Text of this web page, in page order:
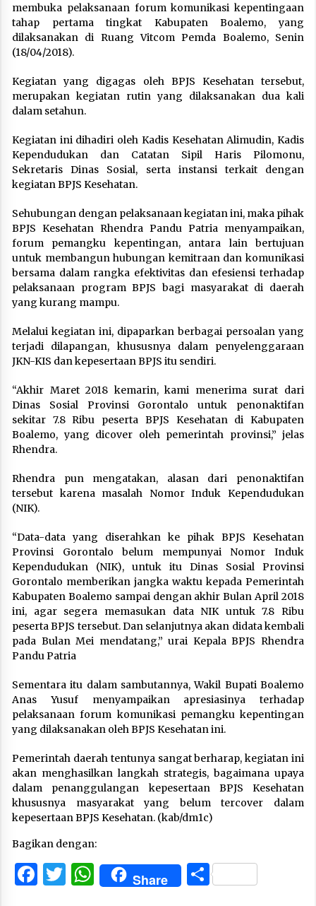
membuka pelaksanaan forum komunikasi kepentingaan
tahap pertama tingkat Kabupaten Boalemo, yang
dilaksanakan di Ruang Vitcom Pemda Boalemo, Senin
(18/04/2018).
Kegiatan yang digagas oleh BPJS Kesehatan tersebut,
merupakan kegiatan rutin yang dilaksanakan dua kali
dalam setahun.
Kegiatan ini dihadiri oleh Kadis Kesehatan Alimudin, Kadis
Kependudukan dan Catatan Sipil Haris Pilomonu,
Sekretaris Dinas Sosial, serta instansi terkait dengan
kegiatan BPJS Kesehatan.
Sehubungan dengan pelaksanaan kegiatan ini, maka pihak
BPJS Kesehatan Rhendra Pandu Patria menyampaikan,
forum pemangku kepentingan, antara lain bertujuan
untuk membangun hubungan kemitraan dan komunikasi
bersama dalam rangka efektivitas dan efesiensi terhadap
pelaksanaan program BPJS bagi masyarakat di daerah
yang kurang mampu.
Melalui kegiatan ini, dipaparkan berbagai persoalan yang
terjadi dilapangan, khususnya dalam penyelenggaraan
JKN-KIS dan kepesertaan BPJS itu sendiri.
“Akhir Maret 2018 kemarin, kami menerima surat dari
Dinas Sosial Provinsi Gorontalo untuk penonaktifan
sekitar 7.8 Ribu peserta BPJS Kesehatan di Kabupaten
Boalemo, yang dicover oleh pemerintah provinsi,” jelas
Rhendra.
Rhendra pun mengatakan, alasan dari penonaktifan
tersebut karena masalah Nomor Induk Kependudukan
(NIK).
“Data-data yang diserahkan ke pihak BPJS Kesehatan
Provinsi Gorontalo belum mempunyai Nomor Induk
Kependudukan (NIK), untuk itu Dinas Sosial Provinsi
Gorontalo memberikan jangka waktu kepada Pemerintah
Kabupaten Boalemo sampai dengan akhir Bulan April 2018
ini, agar segera memasukan data NIK untuk 7.8 Ribu
peserta BPJS tersebut. Dan selanjutnya akan didata kembali
pada Bulan Mei mendatang,” urai Kepala BPJS Rhendra
Pandu Patria
Sementara itu dalam sambutannya, Wakil Bupati Boalemo
Anas Yusuf menyampaikan apresiasinya terhadap
pelaksanaan forum komunikasi pemangku kepentingan
yang dilaksanakan oleh BPJS Kesehatan ini.
Pemerintah daerah tentunya sangat berharap, kegiatan ini
akan menghasilkan langkah strategis, bagaimana upaya
dalam penanggulangan kepesertaan BPJS Kesehatan
khususnya masyarakat yang belum tercover dalam
kepesertaan BPJS Kesehatan. (kab/dm1c)
Bagikan dengan:
Facebook
Twitter
WhatsApp
Share Share